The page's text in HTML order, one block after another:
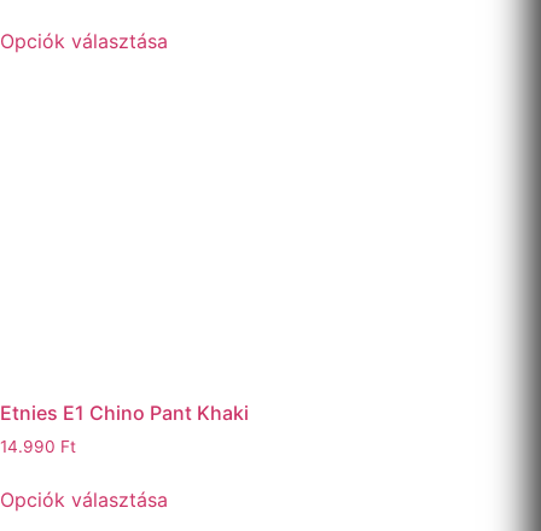
Opciók választása
Etnies E1 Chino Pant Khaki
14.990 Ft
Opciók választása